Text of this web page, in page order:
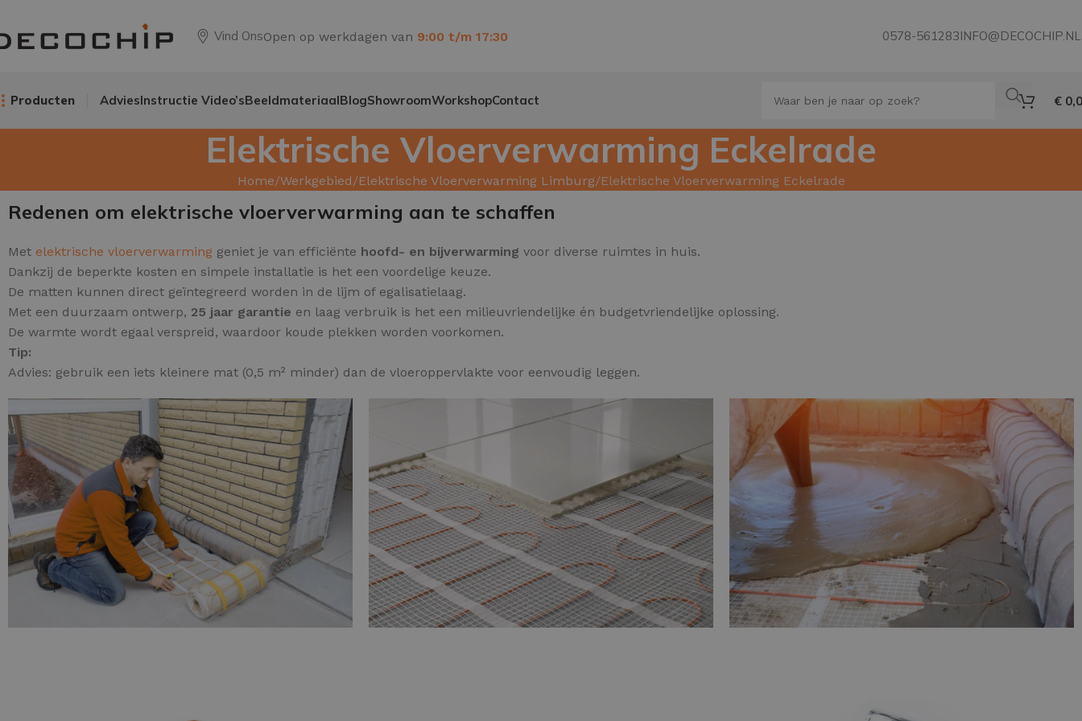
Vind OnsOpen op werkdagen van 9:00 t/m 17:30 0578-561283INFO@DECOCHIP.NL
Producten AdviesInstructie Video’sBeeldmateriaalBlogShowroomWorkshopContact €
Elektrische Vloerverwarming Eckelrade
Home Werkgebied Elektrische Vloerverwarming Limburg Elektrische Vloerverwarming Eckelrade
Redenen om elektrische vloerverwarming aan te schaffen
Met elektrische vloerverwarming geniet je van efficiënte hoofd- en bijverwarming voor diverse ruimtes in huis.
Dankzij de beperkte kosten en simpele installatie is het een voordelige keuze.
De matten kunnen direct geïntegreerd worden in de lijm of egalisatielaag.
Met een duurzaam ontwerp, 25 jaar garantie en laag verbruik is het een milieuvriendelijke én budgetvriendelijke oplossing.
De warmte wordt egaal verspreid, waardoor koude plekken worden voorkomen.
Tip:
Advies: gebruik een iets kleinere mat (0,5 m² minder) dan de vloeroppervlakte voor eenvoudig leggen.